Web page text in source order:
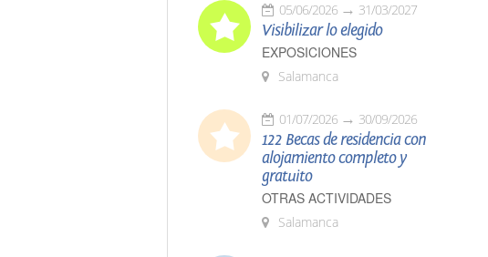
05/06/2026 31/03/2027
Visibilizar lo elegido
EXPOSICIONES
Salamanca
01/07/2026 30/09/2026
122 Becas de residencia con
alojamiento completo y
gratuito
OTRAS ACTIVIDADES
Salamanca